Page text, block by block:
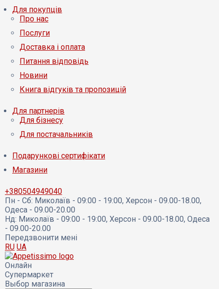
Для покупців
Про нас
Послуги
Доставка і оплата
Питання відповідь
Новини
Книга відгуків та пропозицій
Для партнерів
Для бізнесу
Для постачальників
Подарункові сертифікати
Магазини
+380504949040
Пн - Сб: Миколаїв - 09:00 - 19:00, Херсон - 09.00-18.00,
Одеса - 09.00-20.00
Нд: Миколаїв - 09:00 - 19:00, Херсон - 09.00-18.00, Одеса
- 09.00-20.00
Передзвонити мені
RU UA
Онлайн
Супермаркет
Выбор магазина